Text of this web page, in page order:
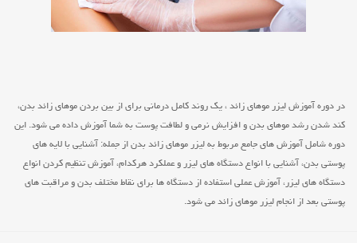
در دوره آموزش لیزر موهای زائد ، یک روند کامل درمانی برای از بین بردن موهای زائد بدن،
کند شدن رشد موهای بدن و افزایش نرمی و لطافت پوست به شما آموزش داده می شود. این
دوره شامل آموزش های جامع مربوط به لیزر موهای زائد بدن از جمله: آشنایی با لایه های
پوستی بدن، آشنایی با انواع دستگاه های لیزر و عملکرد هرکدام، آموزش تنظیم کردن انواع
دستگاه های لیزر، آموزش عملی استفاده از دستگاه ها برای نقاط مختلف بدن و مراقبت های
پوستی بعد از انجام لیزر موهای زائد می شود.